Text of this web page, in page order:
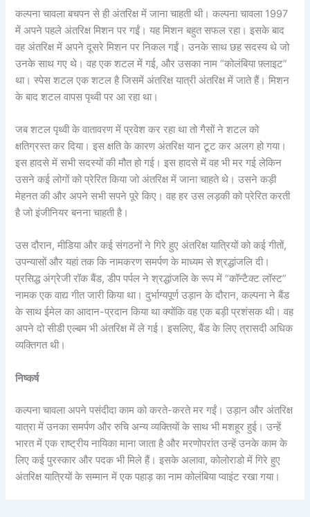
कल्पना चावला बचपन से ही अंतरिक्ष में जाना चाहती थी। कल्पना चावला 1997
में अपने पहले अंतरिक्ष मिशन पर गईं। यह मिशन बहुत सफल रहा। इसके बाद
वह अंतरिक्ष में अपने दूसरे मिशन पर निकल गईं। उनके साथ छह सदस्य थे जो
उनके साथ गए थे। वह एक शटल में गई, और उसका नाम “कोलंबिया फ़्लाइट”
था। स्पेस शटल एक शटल है जिसमें अंतरिक्ष यात्री अंतरिक्ष में जाते हैं। मिशन
के बाद शटल वापस पृथ्वी पर आ रहा था।
जब शटल पृथ्वी के वातावरण में प्रवेश कर रहा था तो गैसों ने शटल को
क्षतिग्रस्त कर दिया। इस क्षति के कारण अंतरिक्ष यान टूट कर अलग हो गया।
इस हादसे में सभी सदस्यों की मौत हो गई। इस हादसे में वह भी मर गई लेकिन
उसने कई लोगों को प्रेरित किया जो अंतरिक्ष में जाना चाहते थे। उसने कड़ी
मेहनत की और अपने सभी सपने पूरे किए। वह हर उस लड़की को प्रेरित करती
है जो इंजीनियर बनना चाहती है।
उस दौरान, मीडिया और कई संगठनों ने गिरे हुए अंतरिक्ष यात्रियों को कई गीतों,
उपन्यासों और यहां तक ​​कि नामकरण समर्पण के माध्यम से श्रद्धांजलि दी।
प्रसिद्ध अंग्रेजी रॉक बैंड, डीप पर्पल ने श्रद्धांजलि के रूप में “कॉन्टैक्ट लॉस्ट”
नामक एक वाद्य गीत जारी किया था। दुर्भाग्यपूर्ण उड़ान के दौरान, कल्पना ने बैंड
के साथ ईमेल का आदान-प्रदान किया था क्योंकि वह एक बड़ी प्रशंसक थी। वह
अपने दो सीडी एल्बम भी अंतरिक्ष में ले गई। इसलिए, बैंड के लिए त्रासदी अधिक
व्यक्तिगत थी।
निष्कर्ष
कल्पना चावला अपने पसंदीदा काम को करते-करते मर गईं। उड़ान और अंतरिक्ष
यात्रा में उनका समर्पण और रुचि अन्य व्यक्तियों के साथ भी मशहूर हुई। उन्हें
भारत में एक राष्ट्रीय नायिका माना जाता है और मरणोपरांत उन्हें उनके काम के
लिए कई पुरस्कार और पदक भी मिले हैं। इसके अलावा, कोलोराडो में गिरे हुए
अंतरिक्ष यात्रियों के सम्मान में एक पहाड़ का नाम कोलंबिया प्वाइंट रखा गया।